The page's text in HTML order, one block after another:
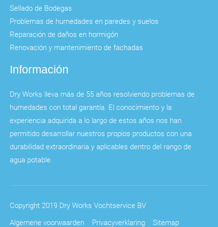
Sellado de Bodegas
Problemas de humedades en paredes y suelos
Reparación de daños en hormigón
Renovación y mantenimiento de fachadas
Información
Dry Works lleva más de 55 años resolviendo problemas de
humedades con total garantía. El conocimiento y la
experiencia adquirida a lo largo de estos años nos han
permitido desarrollar nuestros propios productos con una
durabilidad extraordinaria y aplicables dentro del rango de
agua potable.
Copyright 2019 Dry Works Vochtservice BV
Algemene voorwaarden
Privacyverklaring Sitemap